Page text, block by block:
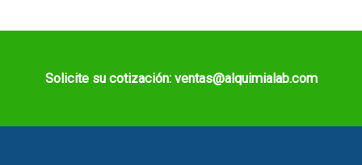
Solicite su cotización: ventas@alquimialab.com